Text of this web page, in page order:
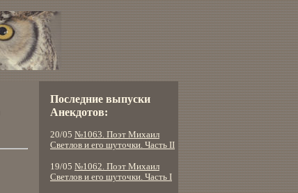
Последние выпуски
Анекдотов:
20/05 №1063. Поэт Михаил
Светлов и его шуточки. Часть II
19/05 №1062. Поэт Михаил
Светлов и его шуточки. Часть I